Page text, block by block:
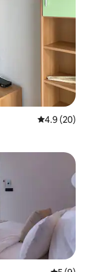
Calificación
4.9 (20)